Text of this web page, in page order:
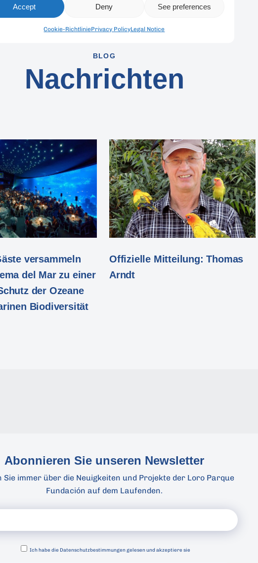
Accept Deny See preferences
Cookie-RichtliniePrivacy PolicyLegal Notice
BLOG
Nachrichten
versammeln
del Mar zu einer
der Ozeane
Biodiversität
Offizielle Mitteilung: Thomas
Arndt
Abonnieren Sie unseren Newsletter
Sie immer über die Neuigkeiten und Projekte der Loro Parque
Fundación auf dem Laufenden.
Ich habe die Datenschutzbestimmungen gelesen und akzeptiere sie